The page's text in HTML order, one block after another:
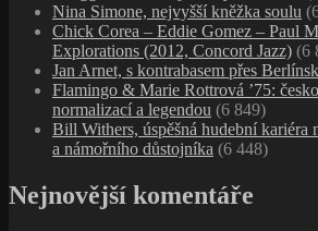
Nina Simone, nejvyšší kněžka soulu
Chick Corea – Eddie Gomez – Paul
Explorations (2012, Concord Jazz) (6
Jan Arnet, s kontrabasem přes
Flamingo & Marie Rottrová ’75:
normalizací a legendou (6 849)
Bill Withers, úspěšná hudební kariéra
a námořního důstojníka (6 448)
Nejnovější komentáře